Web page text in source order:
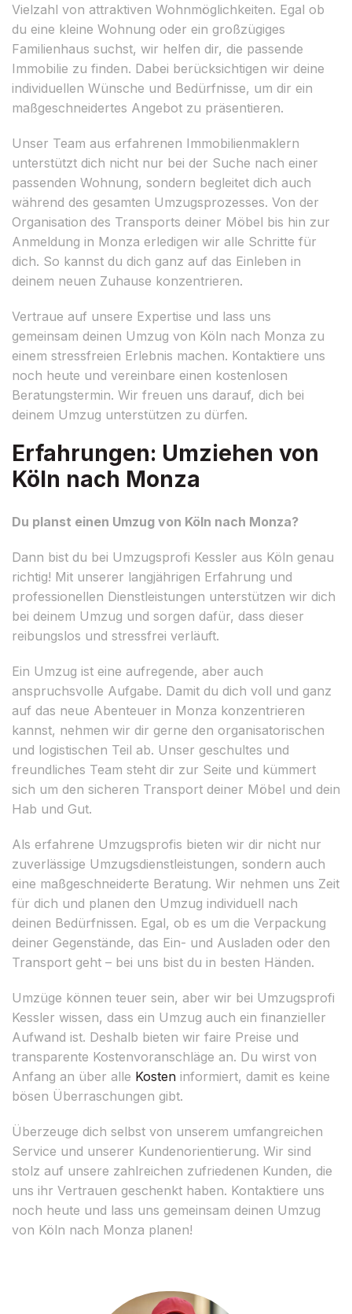
Vielzahl von attraktiven Wohnmöglichkeiten. Egal ob
du eine kleine Wohnung oder ein großzügiges
Familienhaus suchst, wir helfen dir, die passende
Immobilie zu finden. Dabei berücksichtigen wir deine
individuellen Wünsche und Bedürfnisse, um dir ein
maßgeschneidertes Angebot zu präsentieren.
Unser Team aus erfahrenen Immobilienmaklern
unterstützt dich nicht nur bei der Suche nach einer
passenden Wohnung, sondern begleitet dich auch
während des gesamten Umzugsprozesses. Von der
Organisation des Transports deiner Möbel bis hin zur
Anmeldung in Monza erledigen wir alle Schritte für
dich. So kannst du dich ganz auf das Einleben in
deinem neuen Zuhause konzentrieren.
Vertraue auf unsere Expertise und lass uns
gemeinsam deinen Umzug von Köln nach Monza zu
einem stressfreien Erlebnis machen. Kontaktiere uns
noch heute und vereinbare einen kostenlosen
Beratungstermin. Wir freuen uns darauf, dich bei
deinem Umzug unterstützen zu dürfen.
Erfahrungen: Umziehen von
Köln nach Monza
Du planst einen Umzug von Köln nach Monza?
Dann bist du bei Umzugsprofi Kessler aus Köln genau
richtig! Mit unserer langjährigen Erfahrung und
professionellen Dienstleistungen unterstützen wir dich
bei deinem Umzug und sorgen dafür, dass dieser
reibungslos und stressfrei verläuft.
Ein Umzug ist eine aufregende, aber auch
anspruchsvolle Aufgabe. Damit du dich voll und ganz
auf das neue Abenteuer in Monza konzentrieren
kannst, nehmen wir dir gerne den organisatorischen
und logistischen Teil ab. Unser geschultes und
freundliches Team steht dir zur Seite und kümmert
sich um den sicheren Transport deiner Möbel und dein
Hab und Gut.
Als erfahrene Umzugsprofis bieten wir dir nicht nur
zuverlässige Umzugsdienstleistungen, sondern auch
eine maßgeschneiderte Beratung. Wir nehmen uns Zeit
für dich und planen den Umzug individuell nach
deinen Bedürfnissen. Egal, ob es um die Verpackung
deiner Gegenstände, das Ein- und Ausladen oder den
Transport geht – bei uns bist du in besten Händen.
Umzüge können teuer sein, aber wir bei Umzugsprofi
Kessler wissen, dass ein Umzug auch ein finanzieller
Aufwand ist. Deshalb bieten wir faire Preise und
transparente Kostenvoranschläge an. Du wirst von
Anfang an über alle Kosten informiert, damit es keine
bösen Überraschungen gibt.
Überzeuge dich selbst von unserem umfangreichen
Service und unserer Kundenorientierung. Wir sind
stolz auf unsere zahlreichen zufriedenen Kunden, die
uns ihr Vertrauen geschenkt haben. Kontaktiere uns
noch heute und lass uns gemeinsam deinen Umzug
von Köln nach Monza planen!